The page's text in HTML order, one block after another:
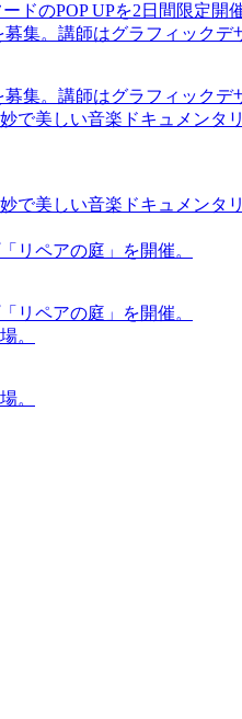
ドのPOP UPを2日間限定開催
集。講師はグラフィックデ
集。講師はグラフィックデ
で美しい音楽ドキュメン
で美しい音楽ドキュメン
リペアの庭」を開催。
リペアの庭」を開催。
。
。